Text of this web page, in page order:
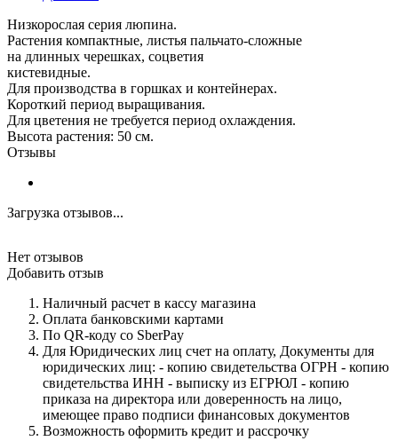
Низкорослая серия люпина.
Растения компактные, листья пальчато-сложные
на длинных черешках, соцветия
кистевидные.
Для производства в горшках и контейнерах.
Короткий период выращивания.
Для цветения не требуется период охлаждения.
Высота растения: 50 см.
Отзывы
Загрузка отзывов...
Нет отзывов
Добавить отзыв
Наличный расчет в кассу магазина
Оплата банковскими картами
По QR-коду со SberPay
Для Юридических лиц счет на оплату, Документы для
юридических лиц: - копию свидетельства ОГРН - копию
свидетельства ИНН - выписку из ЕГРЮЛ - копию
приказа на директора или доверенность на лицо,
имеющее право подписи финансовых документов
Возможность оформить кредит и рассрочку